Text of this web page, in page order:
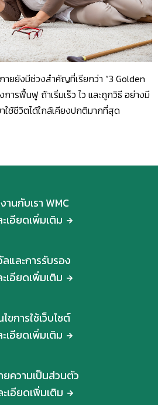
ายยังมีช่วงสำคัญที่เรียกว่า “3 Golden
ารฟื้นฟู ถ้าเริ่มเร็ว ไว และถูกวิธี อย่างมี
ช้ชีวิตได้ใกล้เคียงปกติมากที่สุด
านกับเรา WMC
เอียดเพิ่มเติม
ลและการรับรอง
เอียดเพิ่มเติม
ไขการใช้เว็บไซต์
เอียดเพิ่มเติม
ยความเป็นส่วนตัว
เอียดเพิ่มเติม